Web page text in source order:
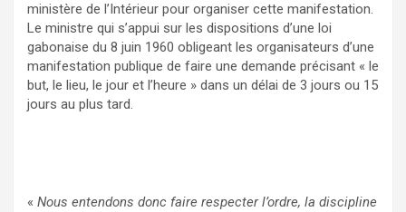
ministère de l’Intérieur pour organiser cette manifestation.
Le ministre qui s’appui sur les dispositions d’une loi
gabonaise du 8 juin 1960 obligeant les organisateurs d’une
manifestation publique de faire une demande précisant « le
but, le lieu, le jour et l’heure » dans un délai de 3 jours ou 15
jours au plus tard.
« Nous entendons donc faire respecter l’ordre, la discipline